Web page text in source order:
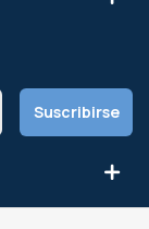
Suscribirse